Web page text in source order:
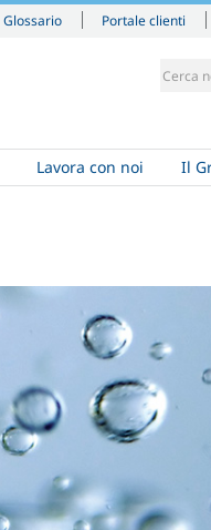
Glossario Portale clienti
Lavora con noi Il